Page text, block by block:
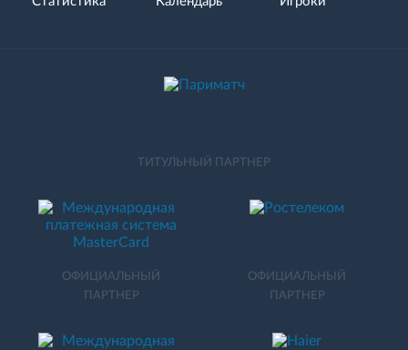
ТИТУЛЬНЫЙ ПАРТНЕР
ОФИЦИАЛЬНЫЙ
ПАРТНЕР
ОФИЦИАЛЬНЫЙ
ПАРТНЕР